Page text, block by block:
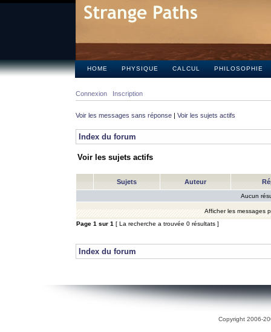
HOME PHYSIQUE CALCUL PHILOSOPHIE
Connexion Inscription
Voir les messages sans réponse | Voir les sujets actifs
Index du forum
Voir les sujets actifs
Sujets Auteur
Aucun
Afficher les messages
Page 1 sur 1 [ La recherche a trouvée 0 résultats ]
Index du forum
Copyright 2006-